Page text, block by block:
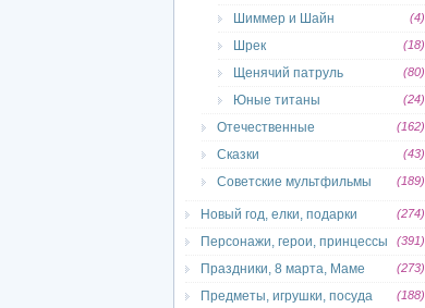
Шиммер и Шайн (4)
Шрек (18)
Щенячий патруль (80)
Юные титаны (24)
Отечественные (162)
Сказки (43)
Советские мультфильмы (189)
Новый год, елки, подарки (274)
Персонажи, герои, принцессы (391)
Праздники, 8 марта, Маме (273)
Предметы, игрушки, посуда (188)